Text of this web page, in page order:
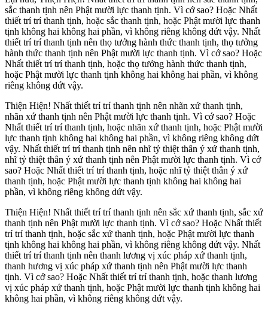
sắc thanh tịnh nên Phật mười lực thanh tịnh. Vì cớ sao? Hoặc Nhất
thiết trí trí thanh tịnh, hoặc sắc thanh tịnh, hoặc Phật mười lực thanh
tịnh không hai không hai phần, vì không riêng không dứt vậy. Nhất
thiết trí trí thanh tịnh nên thọ tưởng hành thức thanh tịnh, thọ tưởng
hành thức thanh tịnh nên Phật mười lực thanh tịnh. Vì cớ sao? Hoặc
Nhất thiết trí trí thanh tịnh, hoặc thọ tưởng hành thức thanh tịnh,
hoặc Phật mười lực thanh tịnh không hai không hai phần, vì không
riêng không dứt vậy.
Thiện Hiện! Nhất thiết trí trí thanh tịnh nên nhãn xứ thanh tịnh,
nhãn xứ thanh tịnh nên Phật mười lực thanh tịnh. Vì cớ sao? Hoặc
Nhất thiết trí trí thanh tịnh, hoặc nhãn xứ thanh tịnh, hoặc Phật mười
lực thanh tịnh không hai không hai phần, vì không riêng không dứt
vậy. Nhất thiết trí trí thanh tịnh nên nhĩ tỷ thiệt thân ý xứ thanh tịnh,
nhĩ tỷ thiệt thân ý xứ thanh tịnh nên Phật mười lực thanh tịnh. Vì cớ
sao? Hoặc Nhất thiết trí trí thanh tịnh, hoặc nhĩ tỷ thiệt thân ý xứ
thanh tịnh, hoặc Phật mười lực thanh tịnh không hai không hai
phần, vì không riêng không dứt vậy.
Thiện Hiện! Nhất thiết trí trí thanh tịnh nên sắc xứ thanh tịnh, sắc xứ
thanh tịnh nên Phật mười lực thanh tịnh. Vì cớ sao? Hoặc Nhất thiết
trí trí thanh tịnh, hoặc sắc xứ thanh tịnh, hoặc Phật mười lực thanh
tịnh không hai không hai phần, vì không riêng không dứt vậy. Nhất
thiết trí trí thanh tịnh nên thanh lương vị xúc pháp xứ thanh tịnh,
thanh hương vị xúc pháp xứ thanh tịnh nên Phật mười lực thanh
tịnh. Vì cớ sao? Hoặc Nhất thiết trí trí thanh tịnh, hoặc thanh lương
vị xúc pháp xứ thanh tịnh, hoặc Phật mười lực thanh tịnh không hai
không hai phần, vì không riêng không dứt vậy.